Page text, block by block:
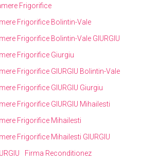
Frigorifice
Frigorifice Bolintin-Vale
Frigorifice Bolintin-Vale GIURGIU
Frigorifice Giurgiu
Frigorifice GIURGIU Bolintin-Vale
Frigorifice GIURGIU Giurgiu
Frigorifice GIURGIU Mihailesti
Frigorifice Mihailesti
Frigorifice Mihailesti GIURGIU
Firma Reconditionez